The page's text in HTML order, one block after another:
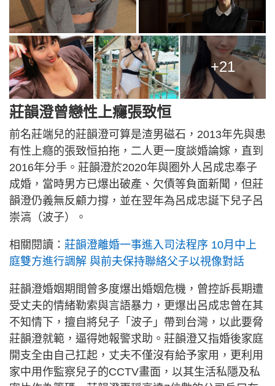
+21
莊韻澄曾戀性上癮張致恒
前名莊端兒的莊韻澄可算是渣男磁石，2013年先與患
有性上癮的張致恒拍拖，二人更一度談婚論嫁，直到
2016年分手。莊韻澄於2020年與圈外人呂成忠奉子
成婚，當時男方已爆出破產、欠債等負面新聞，但莊
韻澄仍義無反顧力撐，並在翌年為呂成忠誕下兒子呂
崇滈（波子）。
相關閱讀： 莊韻澄離婚一事進入司法程序 10月中上
庭雙方進行調解 與前夫保持聯絡父子以視像對話
莊韻澄婚姻期間曾多度爆出婚姻危機，曾控訴長期遭
受丈夫的情緒勒索與言語暴力，更爆出呂成忠曾在其
不知情下，擅自將兒子「波子」帶到台灣，以此要脅
莊韻澄就範，逼得她報警求助。莊韻澄又指婚後家庭
開支全由自己扛起，丈夫不僅沒有給予家用，更利用
家中用作監察兒子的CCTV畫面，以其生活私隱及私